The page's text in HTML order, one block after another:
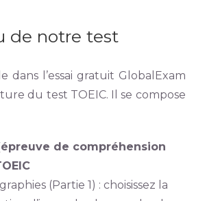
de notre test
dans l’essai gratuit GlobalExam
du test TOEIC. Il se compose
de compréhension
(Partie 1) : choisissez la